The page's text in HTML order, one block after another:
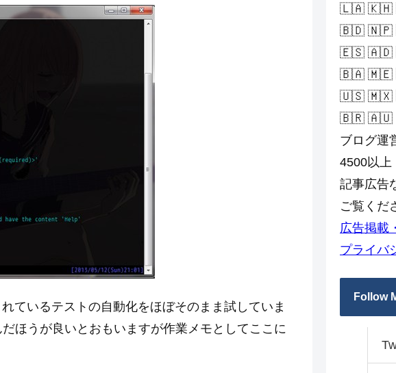
ているテストの自動化をほぼそのまま試していま
ほうが良いとおもいますが作業メモとしてここに
🇱🇦 🇰🇭
🇧🇩 🇳🇵
🇪🇸 🇦🇩
🇧🇦 🇲🇪
🇺🇸 🇲🇽
🇧🇷 🇦🇺
ブログ運
4500以上
記事広告
ご覧くだ
広告掲載
プライバ
Follow